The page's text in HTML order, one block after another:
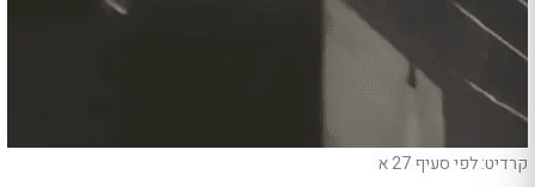
קרדיט: לפי סעיף 27 א